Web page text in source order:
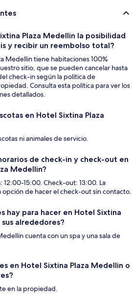
Plaza Medellin la posibilidad
y recibir un reembolso total?
Medellin tiene habitaciones 100%
sitio, que se pueden cancelar hasta
check-in según la política de
Consulta esta política para ver los
detallados.
en Hotel Sixtina Plaza
ni animales de servicio.
de check-in y check-out en
Medellin?
12:00-15:00. Check-out: 13:00. La
de hacer el check-out sin contacto.
hay para hacer en Hotel Sixtina
alrededores?
cuenta con un spa y una sala de
en Hotel Sixtina Plaza Medellin o
en la propiedad.